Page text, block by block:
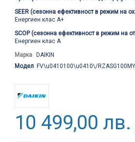
SEER (сезонна ефективност в режим на
Енергиен клас А+
SCOP (сезонна ефективност в режим на
Енергиен клас А
Марка DAIKIN
Модел FV\u0410100\u0410\/
10 499,00